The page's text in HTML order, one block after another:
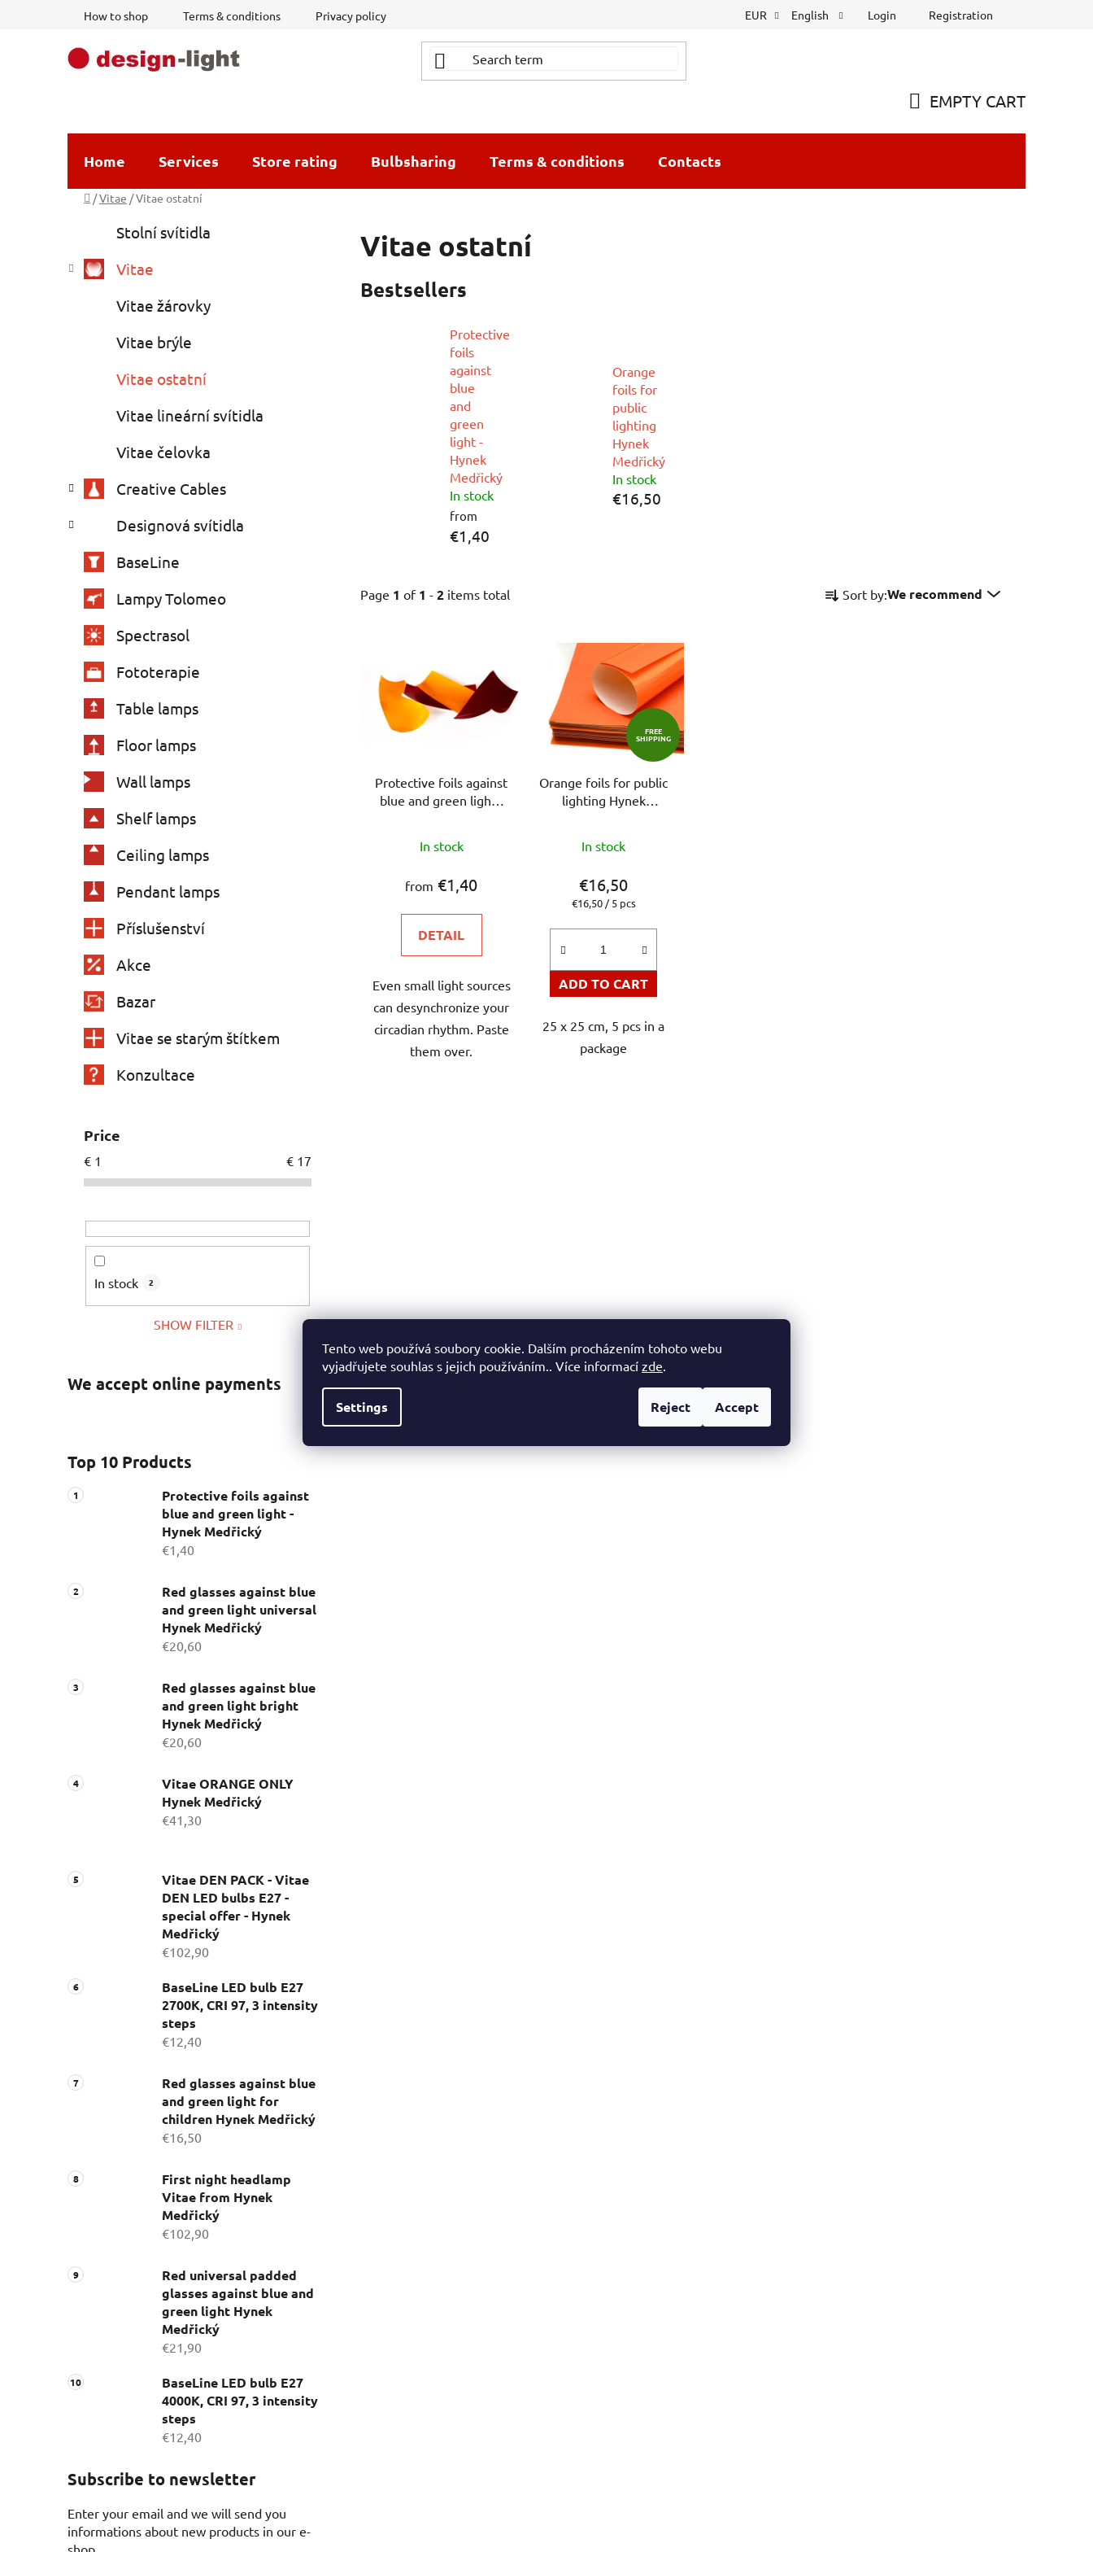
Tento web používá soubory cookie. Dalším procházením tohoto webu
vyjadřujete souhlas s jejich používáním.. Více informací zde.
Settings Reject Accept
How to shop Terms & conditions Privacy policy EUR English Login Registration
EMPTY CART
Home Services Store rating Bulbsharing Terms & conditions Contacts
Home
/Vitae /Vitae ostatní
d
categories
e
Stolní svítidla
Vitae
Vitae žárovky
Vitae brýle
Vitae ostatní
Vitae lineární svítidla
Vitae čelovka
Creative Cables
Designová svítidla
BaseLine
Lampy Tolomeo
Spectrasol
Fototerapie
Table lamps
Floor lamps
Wall lamps
Shelf lamps
Ceiling lamps
Pendant lamps
Příslušenství
Akce
Bazar
Vitae se starým štítkem
Konzultace
Price
€ 1 € 17
In stock 2
SHOW FILTER
We accept online payments
Top 10 Products
Protective foils against
blue and green light -
Hynek Medřický
€1,40
Red glasses against blue
and green light universal
Hynek Medřický
€20,60
Red glasses against blue
and green light bright
Hynek Medřický
€20,60
Vitae ORANGE ONLY
Hynek Medřický
€41,30
Vitae DEN PACK - Vitae
DEN LED bulbs E27 -
special offer - Hynek
Medřický
€102,90
BaseLine LED bulb E27
2700K, CRI 97, 3 intensity
steps
€12,40
Red glasses against blue
and green light for
children Hynek Medřický
€16,50
First night headlamp
Vitae from Hynek
Medřický
€102,90
Red universal padded
glasses against blue and
green light Hynek
Medřický
€21,90
BaseLine LED bulb E27
4000K, CRI 97, 3 intensity
steps
€12,40
Subscribe to newsletter
Enter your email and we will send you
informations about new products in our e-
shop.
Vitae ostatní
Bestsellers
Protective
foils
against
blue
and
green
light -
Hynek
Medřický
In stock
from
€1,40
Orange
foils for
public
lighting
Hynek
Medřický
In stock
€16,50
Page 1 of 1 - 2 items total
r
Sort by:We recommend
Protective foils against
blue and green light -
average
rating
is
5,0
of
5
stars.
In stock
from €1,40
DETAIL
Even small light sources
can desynchronize your
circadian rhythm. Paste
them over.
FREE
SHIPPING
Orange foils for public
lighting Hynek
average
rating
of
stars.
In stock
€16,50
Measure
€16,50 / 5 pcs
ADD TO CART
25 x 25 cm, 5 pcs in a
package
o
s